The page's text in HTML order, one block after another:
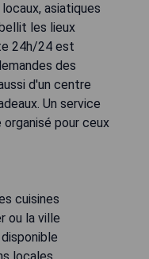
asiatiques
les lieux
24h/24 est
des
d'un centre
Un service
pour ceux
cuisines
ou la ville